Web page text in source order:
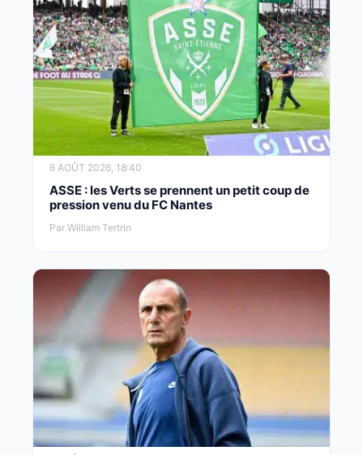
6 AOÛT 2026, 18:40
ASSE : les Verts se prennent un petit coup de
pression venu du FC Nantes
Par William Tertrin